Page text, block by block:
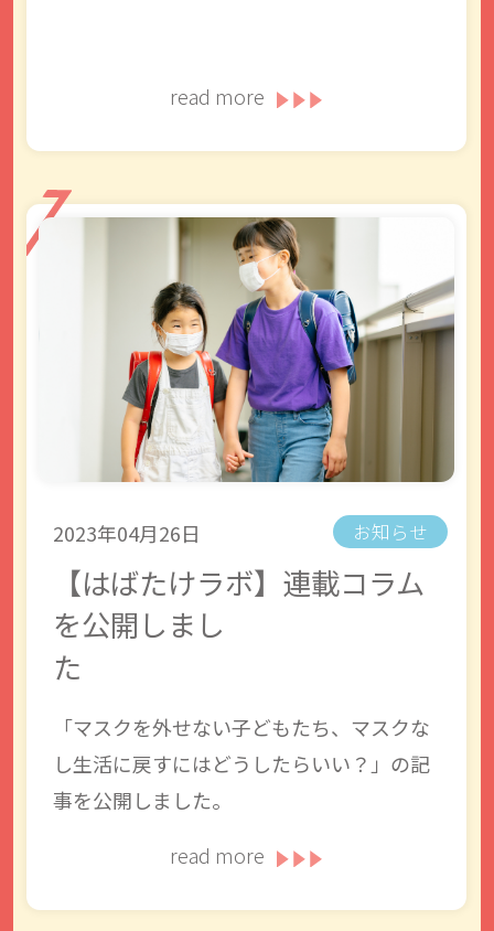
read more
2023年04月26日 お知らせ
【はばたけラボ】連載コラム
を公開しまし
た
「マスクを外せない子どもたち、マスクな
し生活に戻すにはどうしたらいい？」の記
事を公開しました。
read more